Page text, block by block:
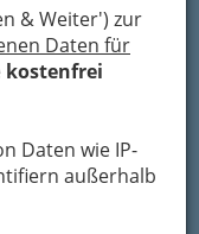
& Weiter') zur
Daten für
kostenfrei
Daten wie IP-
außerhalb
bic, dem
zu
u.v.m.
Themen
und zu